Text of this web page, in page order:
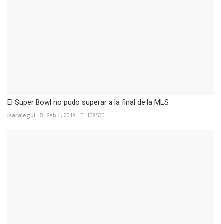
El Super Bowl no pudo superar a la final de la MLS
isaralegui Feb 4, 2019 108500